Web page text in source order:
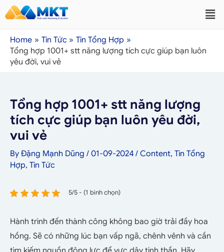
Home Tin Tức
Tin Tổng Hợp
Tổng hợp 1001+ stt năng lượng tích cực giúp bạn luôn
yêu đời, vui vẻ
Tổng hợp 1001+ stt năng lượng
tích cực giúp bạn luôn yêu đời,
vui vẻ
By Đặng Mạnh Dũng / 01-09-2024 / Content, Tin Tổng
Hợp, Tin Tức
5/5 - (1 bình chọn)
Hành trình đến thành công không bao giờ trải đầy hoa
hồng. Sẽ có những lúc bạn vấp ngã, chênh vênh và cần